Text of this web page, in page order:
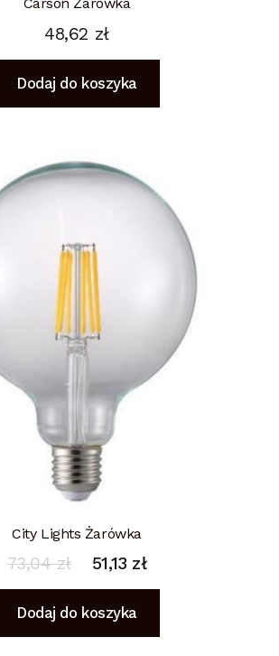
Carson Żarówka
48,62 zł
Dodaj do koszyka
City Lights Żarówka
73,04zł 51,13 zł
Dodaj do koszyka